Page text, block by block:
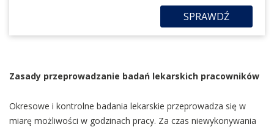
SPRAWDŹ
Zasady przeprowadzanie badań lekarskich pracowników
Okresowe i kontrolne badania lekarskie przeprowadza się w
miarę możliwości w godzinach pracy. Za czas niewykonywania